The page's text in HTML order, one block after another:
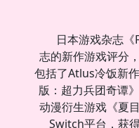
日本游戏杂志
志的新作游戏评分
包括了Atlus冷饭新
版：超力兵团奇谭
动漫衍生游戏《夏
Switch平台，获